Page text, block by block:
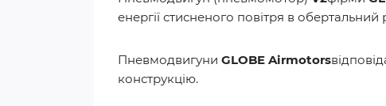
енергії стисненого повітря в
Пневмодвигуни GLOBE Airmotors
конструкцію.